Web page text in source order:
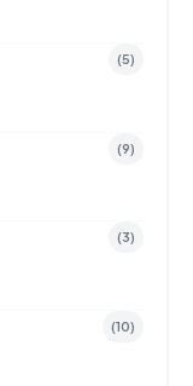
(5)
(9)
(3)
(10)